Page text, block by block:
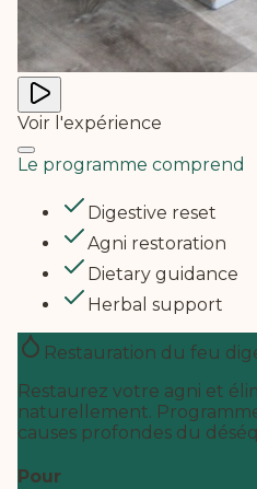
Voir l'expérience
Le programme comprend
Digestive reset
Agni restoration
Dietary guidance
Herbal support
Restauration du feu
Restaurez votre agni et
naturellement.
causes profondes du
Pour